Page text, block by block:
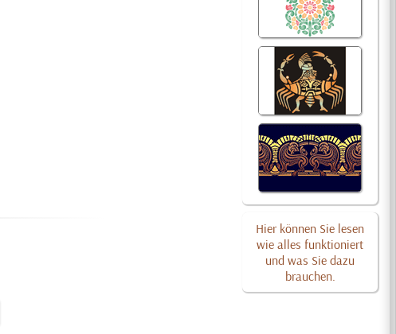
Hier können Sie lesen
wie alles funktioniert
und was Sie dazu
brauchen.